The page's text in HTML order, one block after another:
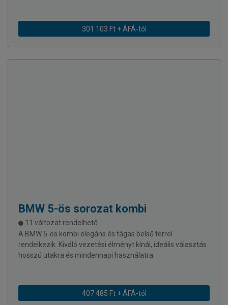
301 103 Ft + ÁFÁ-tól
BMW 5-ös sorozat kombi
11 változat rendelhető
A BMW 5-ös kombi elegáns és tágas belső térrel
rendelkezik. Kiváló vezetési élményt kínál, ideális választás
hosszú utakra és mindennapi használatra.
407 485 Ft + ÁFÁ-tól